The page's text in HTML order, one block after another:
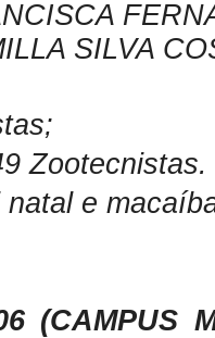
SILVA
Zootecnistas.
natal e
(CAMPUS